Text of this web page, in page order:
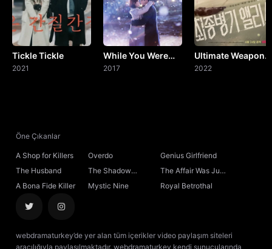
Tickle Tickle
2021
While You Were
Sleeping
2017
Ultimate Weapon
Alice
2022
Öne Çıkanlar
A Shop for Killers Overdo
Genius Girlfriend
The Husband
The Shadow
Sovereign
The Affair Was Just
the Beginning
A Bona Fide Killer Mystic Nine Royal Betrothal
webdramaturkey’de yer alan tüm içerikler video paylaşım siteleri
aracılığıyla paylaşılmaktadır. webdramaturkey kendi sunucularında